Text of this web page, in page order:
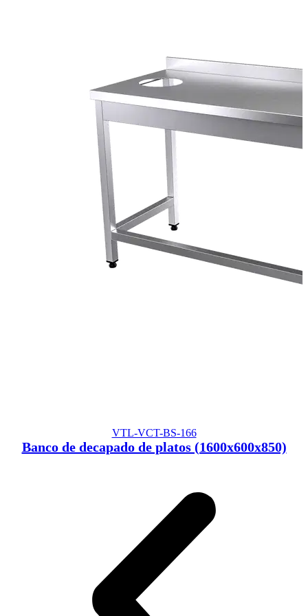
VTL-VCT-BS-166
Banco de decapado de platos (1600x600x850)